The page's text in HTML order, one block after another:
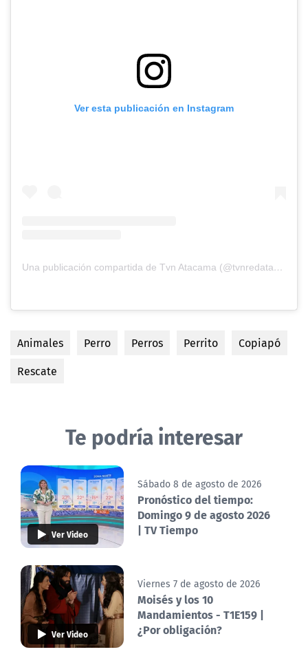
Ver esta publicación en Instagram
Una publicación compartida de Tvn Atacama (@tvnredatacama)
Animales Perro Perros Perrito
Copiapó
Rescate
Te podría interesar
Ver Video
Sábado 8 de agosto de 2026
Pronóstico del tiempo:
Domingo 9 de agosto 2026
| TV Tiempo
Ver Video
Viernes 7 de agosto de 2026
Moisés y los 10
Mandamientos - T1E159 |
¿Por obligación?